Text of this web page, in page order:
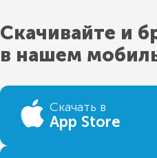
Скачивайте и
в нашем
Скачать в
App Store